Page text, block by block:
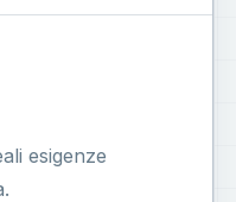
esigenze